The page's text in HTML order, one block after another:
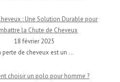
: Une Solution Durable pour
la Chute de Cheveux
18 février 2025
perte de cheveux est un …
choisir un polo pour homme ?